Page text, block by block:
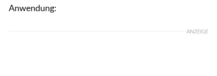
Anwendung:
ANZEIGE